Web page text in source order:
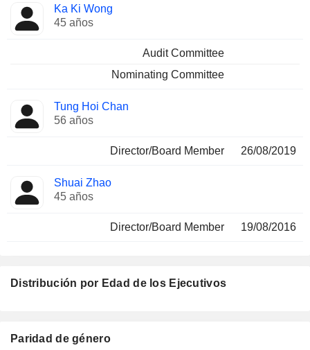
Ka Ki Wong
45 años
Audit Committee
Nominating Committee
Tung Hoi Chan
56 años
Director/Board Member 26/08/2019
Shuai Zhao
45 años
Director/Board Member 19/08/2016
Distribución por Edad de los Ejecutivos
Paridad de género